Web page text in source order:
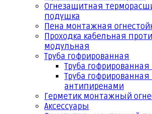
Огнезащитная
подушка
Пена монтажная
Проходка кабельная
модульная
Труба гофрированная
Труба гофрированная
Труба
антипиренами
Герметик монтажный
Аксессуары